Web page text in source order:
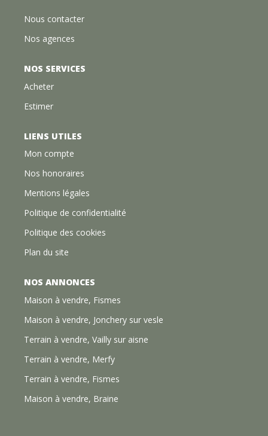
Nous contacter
Nos agences
NOS SERVICES
Acheter
Estimer
LIENS UTILES
Mon compte
Nos honoraires
Mentions légales
Politique de confidentialité
Politique des cookies
Plan du site
NOS ANNONCES
Maison à vendre, Fismes
Maison à vendre, Jonchery sur vesle
Terrain à vendre, Vailly sur aisne
Terrain à vendre, Merfy
Terrain à vendre, Fismes
Maison à vendre, Braine